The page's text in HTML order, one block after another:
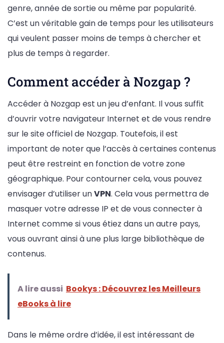
genre, année de sortie ou même par popularité.
C’est un véritable gain de temps pour les utilisateurs
qui veulent passer moins de temps à chercher et
plus de temps à regarder.
Comment accéder à Nozgap ?
Accéder à Nozgap est un jeu d’enfant. Il vous suffit
d’ouvrir votre navigateur Internet et de vous rendre
sur le site officiel de Nozgap. Toutefois, il est
important de noter que l’accès à certaines contenus
peut être restreint en fonction de votre zone
géographique. Pour contourner cela, vous pouvez
envisager d’utiliser unVPN. Cela vous permettra de
masquer votre adresse IP et de vous connecter à
Internet comme si vous étiez dans un autre pays,
vous ouvrant ainsi à une plus large bibliothèque de
contenus.
A lire aussi Bookys : Découvrez les Meilleurs
eBooks à lire
Dans le même ordre d’idée, il est intéressant de